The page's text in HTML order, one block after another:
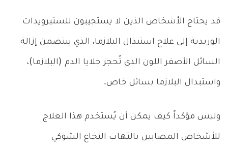
قد يحتاج الأشخاص الذين لا يستجيبون للستيرويدات
الوريدية إلى علاج استبدال البلازما، الذي ييتضمن إزالة
السائل الأصفر اللون الذي تُحجز خلايا الدم (البلازما)،
واستبدال البلازما بسائل خاص.
وليس مؤكداً كيف يمكن أن يُستخدم هذا العلاج
للأشخاص المصابين بالتهاب النخاع الشوكي